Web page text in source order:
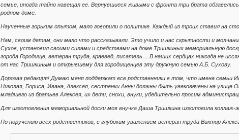
семье, иногда тайно навещал ее. Вернувшиеся живыми с фронта три брата
родном доме.
Наученные горьким опытом, мало говорили о политике. Каждый из троих ставил на
Нам, своим детям, они мало что рассказывали. Это учило и нас скрытности и
Сухов, установил своими силами и средствами на доме Тришкиных мемориальную
города Городище, ветеран труда, краевед, писатель… В наших сердцах никогда не
от нас Тришкиным и открывшему для городищенцев эту дружную семью А.Б. Сухову.
Дорогая редакция! Думаю меня поддержат все родственники в том, что имена семьи
Николая, Бориса, Ивана, Алексея, сестренки Анны должны быть увековечены на
младшего из братьев Алексея, их дети, снохи, внуки, убедительно просим
Для изготовления мемориальной доски моя внучка Даша Тришкина изготовила
По поручению всех родственников, с глубоким уважением ветеран труда Виктор